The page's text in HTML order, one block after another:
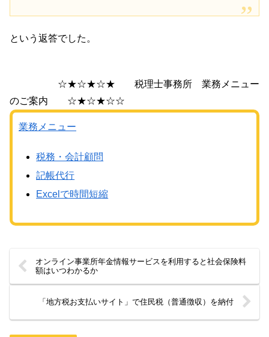
という返答でした。
☆★☆★☆★ 税理士事務所 業務メニュー
のご案内 ☆★☆★☆☆
業務メニュー
税務・会計顧問
記帳代行
Excelで時間短縮
オンライン事業所年金情報サービスを利用すると社会保険料
額はいつわかるか
「地方税お支払いサイト」で住民税（普通徴収）を納付